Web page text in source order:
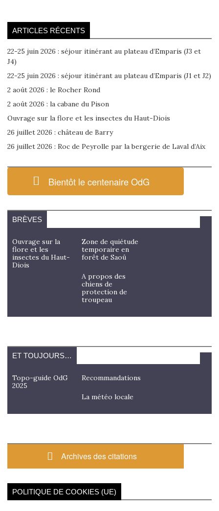
ARTICLES RÉCENTS
22-25 juin 2026 : séjour itinérant au plateau d’Emparis (J3 et
J4)
22-25 juin 2026 : séjour itinérant au plateau d’Emparis (J1 et J2)
2 août 2026 : le Rocher Rond
2 août 2026 : la cabane du Pison
Ouvrage sur la flore et les insectes du Haut-Diois
26 juillet 2026 : château de Barry
26 juillet 2026 : Roc de Peyrolle par la bergerie de Laval d’Aix
Bientôt le centenaire OdG
BRÈVES
Ouvrage sur la
flore et les
insectes du Haut-
Diois
Zone de quiétude
temporaire en
forêt de Saoû
A propos des
chiens de
protection de
troupeau
ET TOUJOURS…
Topo-guide OdG
2025
Recommandations
La météo locale
Archives des citations
POLITIQUE DE COOKIES (UE)